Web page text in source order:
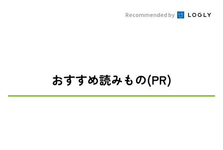
Recommended by
おすすめ読みもの(PR)